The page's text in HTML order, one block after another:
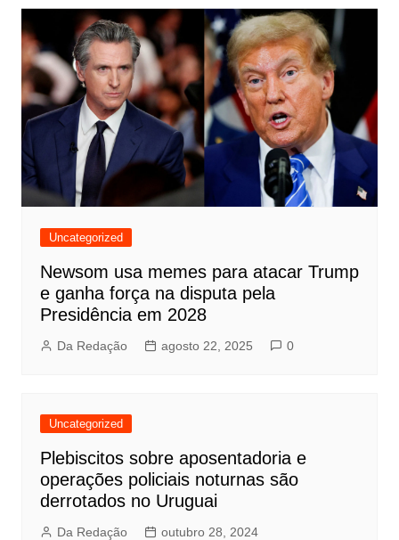
Uncategorized
Newsom usa memes para atacar Trump
e ganha força na disputa pela
Presidência em 2028
Da Redação agosto 22, 2025 0
Uncategorized
Plebiscitos sobre aposentadoria e
operações policiais noturnas são
derrotados no Uruguai
Da Redação outubro 28, 2024